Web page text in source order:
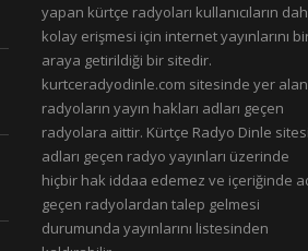
yapan kürtçe radyoları kullanıcıların
kolay erişmesi için internet yayınlarını
araya getirildiği bir sitedir.
kurtceradyodinle.com sitesinde yer alan
radyoların yayın hakları adları geçen
radyolara aittir. Kürtçe Radyo Dinle sitesi
adları geçen radyo yayınları üzerinde
hiçbir hak iddaa edemez ve içeriğinde
geçen radyolardan talep gelmesi
durumunda yayınlarını listesinden